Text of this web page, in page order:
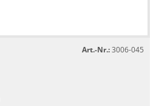
Art.-Nr.:3006-045